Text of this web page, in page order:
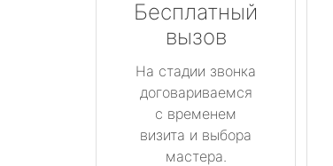
Бесплатный
вызов
На стадии звонка
договариваемся
с временем
визита и выбора
мастера.